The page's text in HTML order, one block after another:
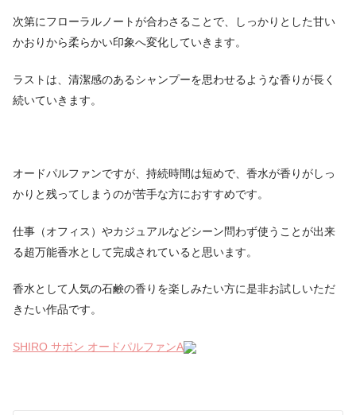
次第にフローラルノートが合わさることで、しっかりとした甘い
かおりから柔らかい印象へ変化していきます。
ラストは、清潔感のあるシャンプーを思わせるような香りが長く
続いていきます。
オードパルファンですが、持続時間は短めで、香水が香りがしっ
かりと残ってしまうのが苦手な方におすすめです。
仕事（オフィス）やカジュアルなどシーン問わず使うことが出来
る超万能香水として完成されていると思います。
香水として人気の石鹸の香りを楽しみたい方に是非お試しいただ
きたい作品です。
SHIRO サボン オードパルファンA